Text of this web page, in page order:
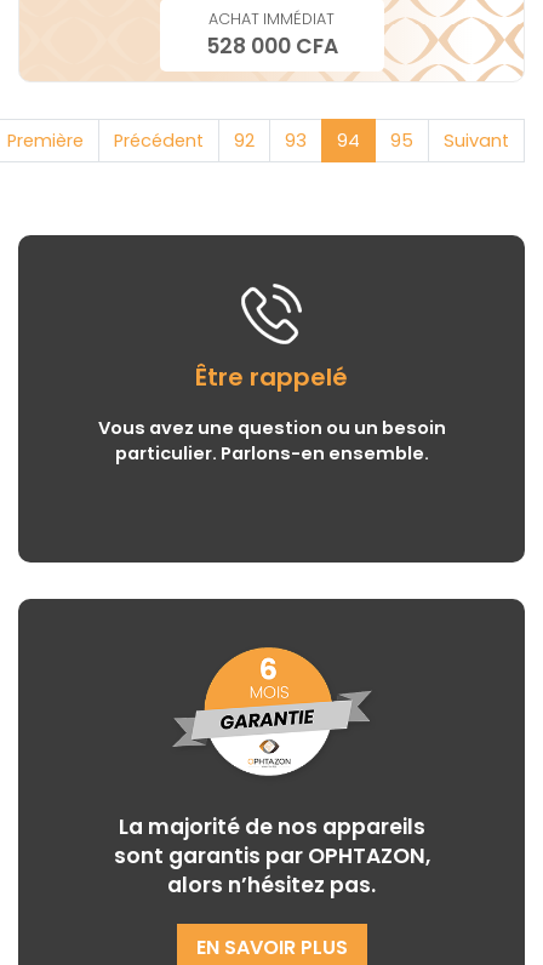
ACHAT IMMÉDIAT
528 000 CFA
Première Précédent 92 93 94 95 Suivant
Être rappelé
Vous avez une question ou un besoin
particulier. Parlons-en ensemble.
La majorité de nos appareils
sont garantis par OPHTAZON,
alors n’hésitez pas.
EN SAVOIR PLUS